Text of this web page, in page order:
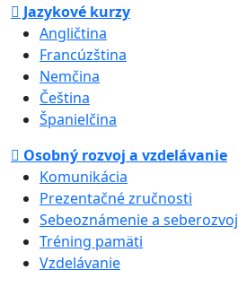
Jazykové kurzy
Angličtina
Francúzština
Nemčina
Čeština
Španielčina
Osobný rozvoj a vzdelávanie
Komunikácia
Prezentačné zručnosti
Sebeoznámenie a seberozvoj
Tréning pamäti
Vzdelávanie